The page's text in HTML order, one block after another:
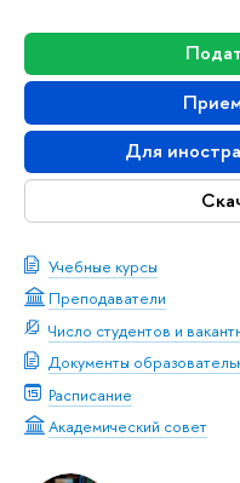
Для
Учебные курсы
Преподаватели
Число студентов и
Документы
Расписание
Академический совет